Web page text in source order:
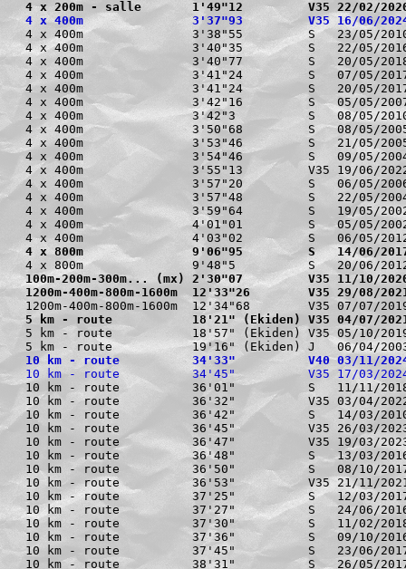
4 x 200m - salle       1'49"12         V35 22/02/
4 x 400m               3'37"93         V35 16/06/2024
4 x 400m               3'38"55         S   23/05/2010
4 x 400m               3'40"35         S   22/05/
4 x 400m               3'40"77         S   20/05/2018
4 x 400m               3'41"24         S   07/05/
4 x 400m               3'41"24         S   20/05/2017
4 x 400m               3'42"16         S   05/05/
4 x 400m               3'42"3          S   08/05/
4 x 400m               3'50"68         S   08/05/
4 x 400m               3'53"46         S   21/05/
4 x 400m               3'54"46         S   09/05/
4 x 400m               3'55"13         V35 19/06/
4 x 400m               3'57"20         S   06/05/
4 x 400m               3'57"48         S   22/05/
4 x 400m               3'59"64         S   19/05/
4 x 400m               4'01"01         S   05/05/
4 x 800m               9'06"95         S   14/06/
100m-200m-300m... (mx) 2'30"07         V35 11/10/
1200m-400m-800m-1600m  12'33"26        V35 29/08/
5 km - route           18'21" (Ekiden) V35 04/07/
5 km - route           18'57" (Ekiden) V35 05/10/
10 km - route          34'33"          V40 03/11/
10 km - route          34'45"          V35 17/03/
10 km - route          36'01"          S   11/11/
10 km - route          36'32"          V35 03/04/
10 km - route          36'42"          S   14/03/2010
10 km - route          36'45"          V35 26/03/
10 km - route          36'47"          V35 19/03/
10 km - route          36'48"          S   13/03/2016
10 km - route          36'50"          S   08/10/
10 km - route          36'53"          V35 21/11/
10 km - route          37'25"          S   12/03/2017
10 km - route          37'27"          S   24/06/
10 km - route          37'30"          S   11/02/2018
10 km - route          37'36"          S   09/10/2016
10 km - route          37'45"          S   23/06/
10 km - route          38'31"          S   26/05/